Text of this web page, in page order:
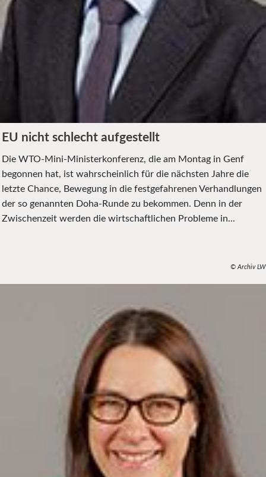
EU nicht schlecht aufgestellt
Die WTO-Mini-Ministerkonferenz, die am Montag in Genf
begonnen hat, ist wahrscheinlich für die nächsten Jahre die
letzte Chance, Bewegung in die festgefahrenen Verhandlungen
der so genannten Doha-Runde zu bekommen. Denn in der
Zwischenzeit werden die wirtschaftlichen Probleme in...
© Archiv LW